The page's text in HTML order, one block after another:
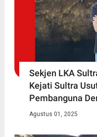
Sekjen LKA
Kejati Sultra
Pembanguna
Agustus 01, 2025